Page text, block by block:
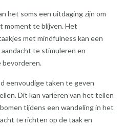
het soms een uitdaging zijn om
moment te blijven. Het
met mindfulness kan een
te stimuleren en
eenvoudige taken te geven
Dit kan variëren van het tellen
tijdens een wandeling in het
te richten op de taak en